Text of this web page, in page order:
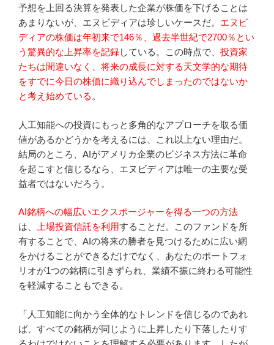
予想を上回る決算を発表した企業が株価を下げることは
あまりないが、エヌビディアは珍しいケースだ。 エヌビ
ディアの株価は年初来で146％、過去半世紀で2700％とい
う驚異的な上昇率を記録している。この時点で、 投資家
たちは間違いなく、将来の成長に対する天文学的な期待
をすでに今日の株価に織り込んでしまったのではないか
と考え始めている 。
人工知能への投資にもっと多角的なアプローチを取る価
値があるかどうかを考えるには、これ以上ない理由だ。
結局のところ、AIがアメリカ企業のビジネス方法に革命
を起こすと信じるなら、エヌビディアは唯一の主要な受
益者ではないだろう。
AI銘柄への幅広いエクスポージャーを得る一つの方法
は、
上場投資信託を利用することだ。このファンドを所
有することで、AIの将来の勝者を見つけるために広い網
をかけることができるだけでなく、あなたのポートフォ
リオが1つの銘柄に引きずられ、業績不振に終わる可能性
を軽減することもできる。
「人工知能に向かう全体的なトレンドを信じるのであれ
ば、すべての銘柄が同じように上昇したり下落したりす